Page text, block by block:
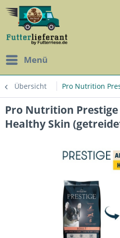
Menü
Übersicht Pro Nutrition
Pro Nutrition Prestige
Healthy Skin